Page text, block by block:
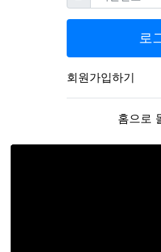
로
회원가입하기
홈으로